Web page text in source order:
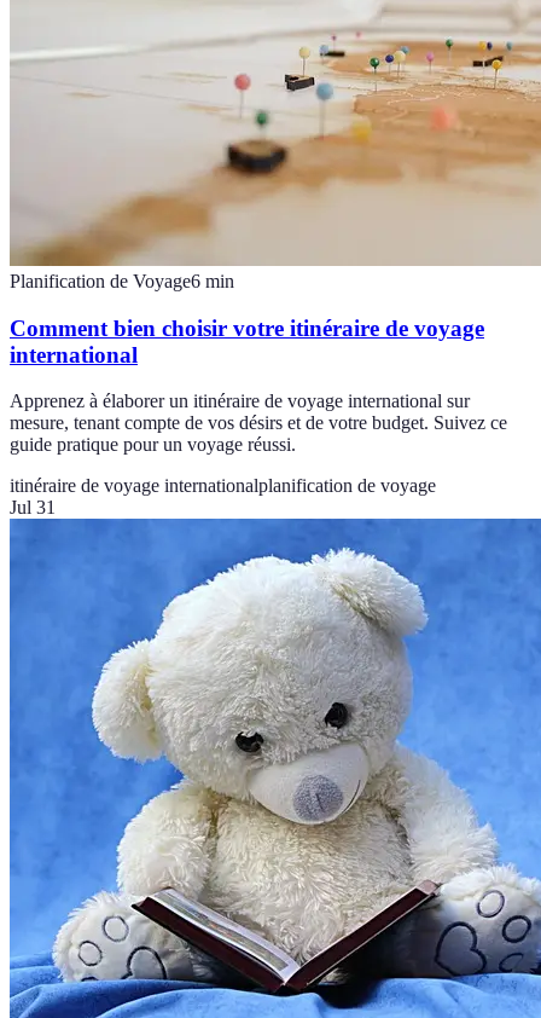
Planification de Voyage6 min
Comment bien choisir votre itinéraire de voyage
international
Apprenez à élaborer un itinéraire de voyage international sur
mesure, tenant compte de vos désirs et de votre budget. Suivez ce
guide pratique pour un voyage réussi.
itinéraire de voyage internationalplanification de voyage
Jul 31